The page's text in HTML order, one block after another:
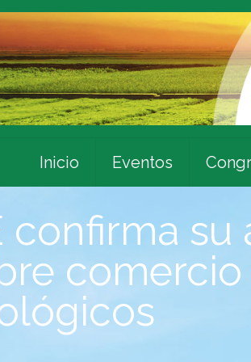
Inicio Eventos
confirma